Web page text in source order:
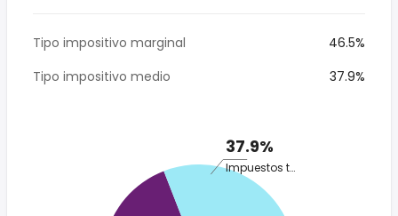
Tipo impositivo marginal
46.5%
Tipo impositivo medio
37.9%
37.9%
Impuestos totales